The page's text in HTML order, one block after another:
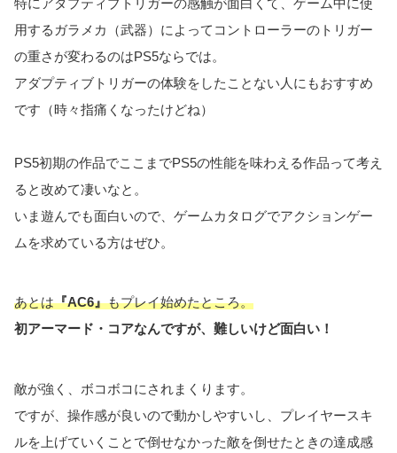
用するガラメカ（武器）によってコントローラーのトリガー
の重さが変わるのはPS5ならでは。
アダプティブトリガーの体験をしたことない人にもおすすめ
です（時々指痛くなったけどね）
PS5初期の作品でここまでPS5の性能を味わえる作品って考え
ると改めて凄いなと。
いま遊んでも面白いので、ゲームカタログでアクションゲー
ムを求めている方はぜひ。
あとは『AC6』もプレイ始めたところ。
初アーマード・コアなんですが、難しいけど面白い！
敵が強く、ボコボコにされまくります。
ですが、操作感が良いので動かしやすいし、プレイヤースキ
ルを上げていくことで倒せなかった敵を倒せたときの達成感